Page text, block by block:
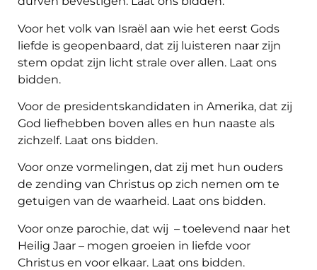
Voor het volk van Israël aan wie het eerst Gods
liefde is geopenbaard, dat zij luisteren naar zijn
stem opdat zijn licht strale over allen. Laat ons
bidden.
Voor de presidentskandidaten in Amerika, dat zij
God liefhebben boven alles en hun naaste als
zichzelf. Laat ons bidden.
Voor onze vormelingen, dat zij met hun ouders
de zending van Christus op zich nemen om te
getuigen van de waarheid. Laat ons bidden.
Voor onze parochie, dat wij – toelevend naar het
Heilig Jaar – mogen groeien in liefde voor
Christus en voor elkaar. Laat ons bidden.